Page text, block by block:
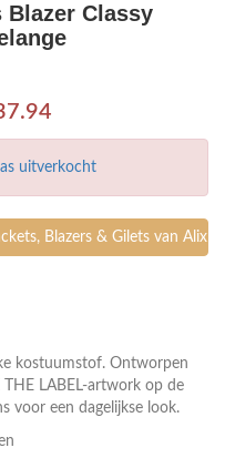
Blazer Classy
uitverkocht
Blazers & Gilets van Alix
kostuumstof. Ontworpen
LABEL-artwork op de
voor een dagelijkse look.